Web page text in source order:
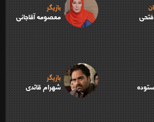
بازیگر
معصومه آقاجانی
بازیگر
شهرام قائدی